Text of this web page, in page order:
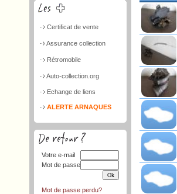
Certificat de vente
Assurance collection
Rétromobile
Auto-collection.org
Echange de liens
ALERTE ARNAQUES
Votre e-mail
Mot de passe
Mot de passe perdu?